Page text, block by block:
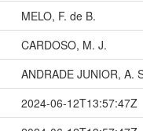
MELO, F. de B.
CARDOSO, M. J.
ANDRADE JUNIOR, A.
2024-06-12T13:57:47Z